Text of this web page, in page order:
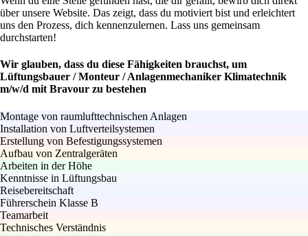
über unsere Website. Das zeigt, dass du motiviert bist und erleichtert
uns den Prozess, dich kennenzulernen. Lass uns gemeinsam
durchstarten!
Wir glauben, dass du diese Fähigkeiten brauchst, um
Lüftungsbauer / Monteur / Anlagenmechaniker Klimatechnik
m/w/d mit Bravour zu bestehen
Montage von raumlufttechnischen Anlagen
Installation von Luftverteilsystemen
Erstellung von Befestigungssystemen
Aufbau von Zentralgeräten
Arbeiten in der Höhe
Kenntnisse in Lüftungsbau
Reisebereitschaft
Führerschein Klasse B
Teamarbeit
Technisches Verständnis